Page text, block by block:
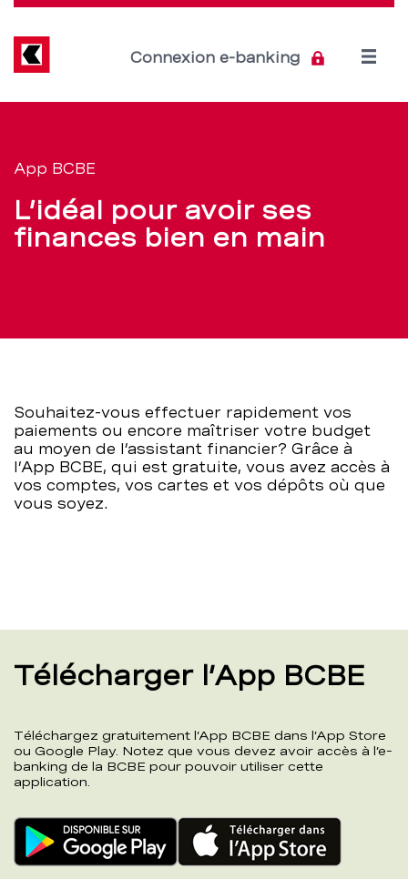
BCBE
pour
le
BCBE
Direkt
Inhalt
Connexion e-banking
Open
navigation
de
service
App BCBE
L’idéal pour avoir ses
finances bien en main
Souhaitez-vous effectuer rapidement vos
paiements ou encore maîtriser votre budget
au moyen de l’assistant financier? Grâce à
l’App BCBE, qui est gratuite, vous avez accès à
vos comptes, vos cartes et vos dépôts où que
vous soyez.
Télécharger l’App BCBE
Téléchargez gratuitement l’App BCBE dans l’App Store
ou Google Play. Notez que vous devez avoir accès à l’e-
banking de la BCBE pour pouvoir utiliser cette
application.